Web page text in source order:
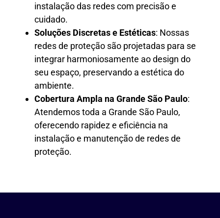
instalação das redes com precisão e
cuidado.
Soluções Discretas e Estéticas: Nossas
redes de proteção são projetadas para se
integrar harmoniosamente ao design do
seu espaço, preservando a estética do
ambiente.
Cobertura Ampla na Grande São Paulo:
Atendemos toda a Grande São Paulo,
oferecendo rapidez e eficiência na
instalação e manutenção de redes de
proteção.